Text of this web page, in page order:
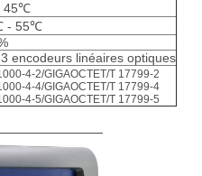
45℃
- 55℃
encodeurs linéaires optiques
4-2/GIGAOCTET/T 17799-2
4-4/GIGAOCTET/T 17799-4
4-5/GIGAOCTET/T 17799-5